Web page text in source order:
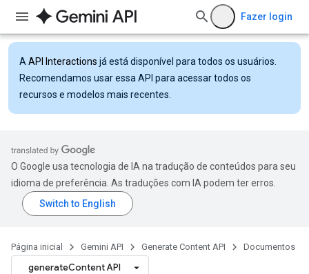
Fazer login
A API Interactions já está disponível para todos os usuários.
Recomendamos usar essa API para acessar todos os
recursos e modelos mais recentes.
O Google usa tecnologia de IA na tradução de conteúdos para seu
idioma de preferência. As traduções com IA podem ter erros.
Página inicial Gemini API Generate Content API Documentos
generateContent API